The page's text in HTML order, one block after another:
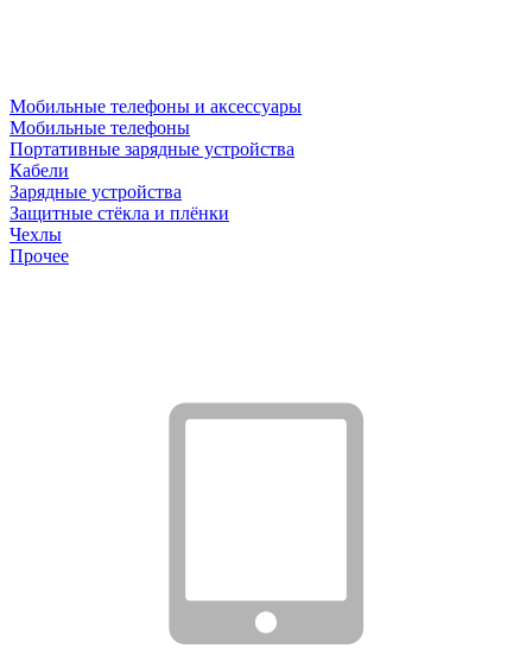
Мобильные телефоны и аксессуары
Мобильные телефоны
Портативные зарядные устройства
Кабели
Зарядные устройства
Защитные стёкла и плёнки
Чехлы
Прочее